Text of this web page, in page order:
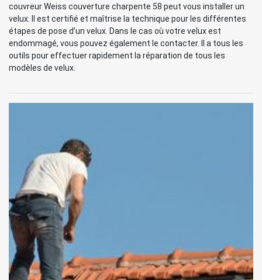
couvreur Weiss couverture charpente 58 peut vous installer un
velux. Il est certifié et maîtrise la technique pour les différentes
étapes de pose d’un velux. Dans le cas où votre velux est
endommagé, vous pouvez également le contacter. Il a tous les
outils pour effectuer rapidement la réparation de tous les
modèles de velux.